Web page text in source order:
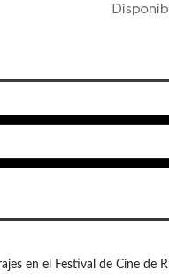
en el Festival de Cine de